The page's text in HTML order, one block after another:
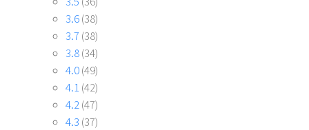
3.6(38)
3.7 (38)
3.8(34)
4.0(49)
4.1(42)
4.2(47)
4.3 (37)